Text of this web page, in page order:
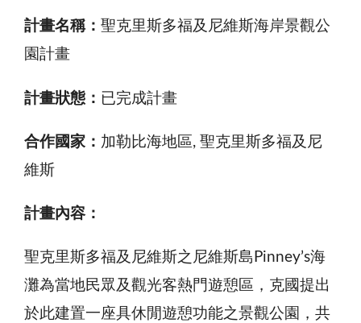
計畫名稱： 聖克里斯多福及尼維斯海岸景觀公
園計畫
計畫狀態： 已完成計畫
合作國家： 加勒比海地區, 聖克里斯多福及尼
維斯
計畫內容：
聖克里斯多福及尼維斯之尼維斯島Pinney’s海
灘為當地民眾及觀光客熱門遊憩區，克國提出
於此建置一座具休閒遊憩功能之景觀公園，共